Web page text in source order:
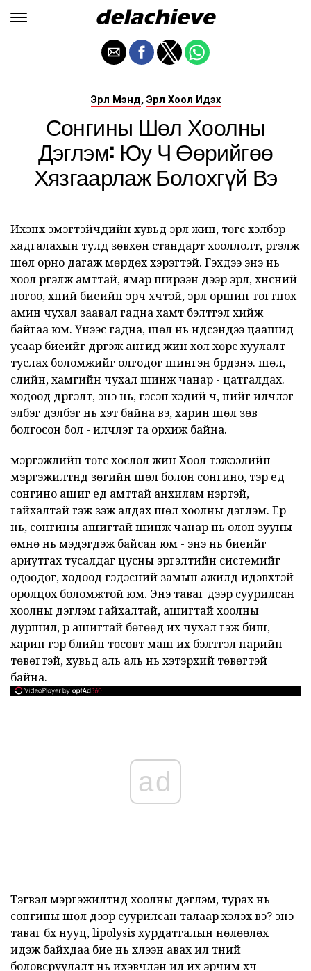
Эрүүл Мэнд, Эрүүл Хоол Идэх
Сонгины Шөл Хоолны
Дэглэм: Юу Ч Өөрийгөө
Хязгаарлаж Болохгүй Вэ
Ихэнх эмэгтэйчүүдийн хувьд эрүүл жин, төгс хэлбэр
хадгалахын тулд зөвхөн стандарт хооллолт, үргэлж
шөл орно дагаж мөрдөх хэрэгтэй. Гэхдээ энэ нь
хоол үргэлж амттай, ямар ширээн дээр эрүүл, хүнсний
ногоо, хүний биеийн эрч хүчтэй, эрүүл оршин тогтнох
амин чухал заавал гадна хамт бэлтгэл хийж
байгаа юм. Үүнээс гадна, шөл нь үндсэндээ цаашид
усаар биеийг дүүргэж ангид жин хол хөрс хуулалт
туслах боломжийг олгодог шингэн бүрдэнэ. шөл,
сүүлийн, хамгийн чухал шинж чанар - цатгалдах.
ходоод дүүргэлт, энэ нь, гэсэн хэдий ч, үүнийг илчлэг
элбэг дэлбэг нь хэт байна вэ, харин шөл зөв
болгосон бол - илчлэг та орхиж байна.
мэргэжлийн төгс хослол жин Хоол тэжээлийн
мэргэжилтнүүд зөгийн шөл болон сонгино, тэр үед
сонгино ашиг үед амттай анхилам үнэртэй,
гайхалтай гэж үзэж алдах шөл хоолны дэглэм. Ер
нь, сонгины ашигтай шинж чанар нь олон зууны
өмнө нь мэдэгдэж байсан юм - энэ нь биеийг
ариутгах тусалдаг цусны эргэлтийн системийг
өдөөдөг, ходоод гэдэсний замын ажилд идэвхтэй
оролцох боломжтой юм. Энэ таваг дээр суурилсан
хоолны дэглэм гайхалтай, ашигтай хоолны
дуршил, үр ашигтай бөгөөд их чухал гэж биш,
харин гэр бүлийн төсөвт маш их бэлтгэл нарийн
төвөгтэй, хувьд аль аль нь хэтэрхий төвөгтэй
байна.
ad
Тэгвэл мэргэжилтнүүд хоолны дэглэм, турах нь
сонгины шөл дээр суурилсан талаар хэлэх вэ? энэ
таваг бүх нууц, lipolysis хурдатгалын нөлөөлөх
идэж байхдаа бие нь хүлээн авах илүү түүний
боловсруулалт нь ихэвчлэн илүү их эрчим хүч